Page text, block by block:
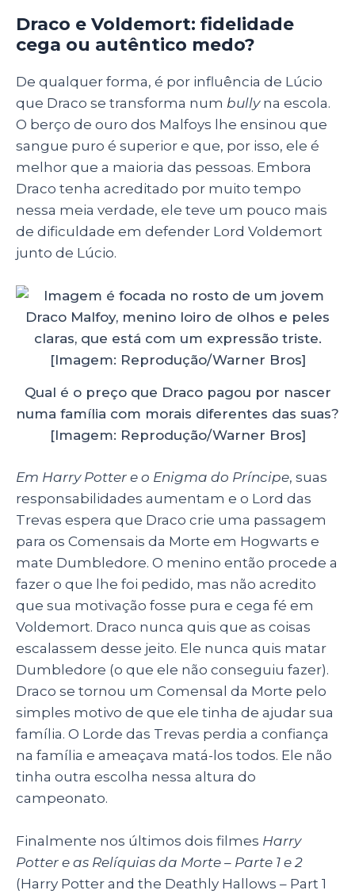
Draco e Voldemort: fidelidade
cega ou autêntico medo?
De qualquer forma, é por influência de Lúcio
que Draco se transforma num bullyna escola.
O berço de ouro dos Malfoys lhe ensinou que
sangue puro é superior e que, por isso, ele é
melhor que a maioria das pessoas. Embora
Draco tenha acreditado por muito tempo
nessa meia verdade, ele teve um pouco mais
de dificuldade em defender Lord Voldemort
junto de Lúcio.
Qual é o preço que Draco pagou por nascer
numa família com morais diferentes das suas?
[Imagem: Reprodução/Warner Bros]
Em Harry Potter e o Enigma do Príncipe, suas
responsabilidades aumentam e o Lord das
Trevas espera que Draco crie uma passagem
para os Comensais da Morte em Hogwarts e
mate Dumbledore. O menino então procede a
fazer o que lhe foi pedido, mas não acredito
que sua motivação fosse pura e cega fé em
Voldemort. Draco nunca quis que as coisas
escalassem desse jeito. Ele nunca quis matar
Dumbledore (o que ele não conseguiu fazer).
Draco se tornou um Comensal da Morte pelo
simples motivo de que ele tinha de ajudar sua
família. O Lorde das Trevas perdia a confiança
na família e ameaçava matá-los todos. Ele não
tinha outra escolha nessa altura do
campeonato.
Finalmente nos últimos dois filmes Harry
Potter e as Relíquias da Morte – Parte 1 e 2
(Harry Potter and the Deathly Hallows – Part 1